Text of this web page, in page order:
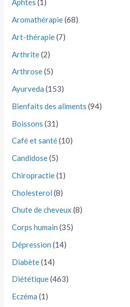
Aphtes (1)
Aromathérapie(68)
Art-thérapie(7)
Arthrite(2)
Arthrose(5)
Ayurveda (153)
Bienfaits des aliments (94)
Boissons (31)
Café et santé(10)
Candidose(5)
Chiropractie(1)
Cholesterol (8)
Chute de cheveux (8)
Corps humain (35)
Dépression (14)
Diabète(14)
Diététique(463)
Eczéma (1)